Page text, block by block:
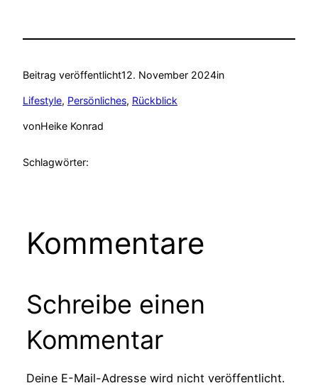
Beitrag veröffentlicht12. November 2024in
Lifestyle, Persönliches, Rückblick
vonHeike Konrad
Schlagwörter:
Kommentare
Schreibe einen
Kommentar
Deine E-Mail-Adresse wird nicht veröffentlicht.